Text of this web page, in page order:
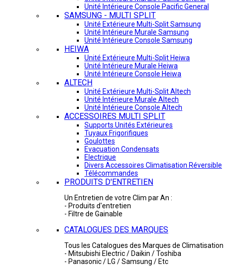
Unité Intérieure Console Pacific General
SAMSUNG - MULTI SPLIT
Unité Extérieure Multi-Split Samsung
Unité Intérieure Murale Samsung
Unité Intérieure Console Samsung
HEIWA
Unité Extérieure Multi-Split Heiwa
Unité Intérieure Murale Heiwa
Unité Intérieure Console Heiwa
ALTECH
Unité Extérieure Multi-Split Altech
Unité Intérieure Murale Altech
Unité Intérieure Console Altech
ACCESSOIRES MULTI SPLIT
Supports Unités Extérieures
Tuyaux Frigorifiques
Goulottes
Evacuation Condensats
Electrique
Divers Accessoires Climatisation Réversible
Télécommandes
PRODUITS D'ENTRETIEN
Un Entretien de votre Clim par An :
- Produits d'entretien
- Filtre de Gainable
CATALOGUES DES MARQUES
Tous les Catalogues des Marques de Climatisation
- Mitsubishi Electric / Daikin / Toshiba
- Panasonic / LG / Samsung / Etc